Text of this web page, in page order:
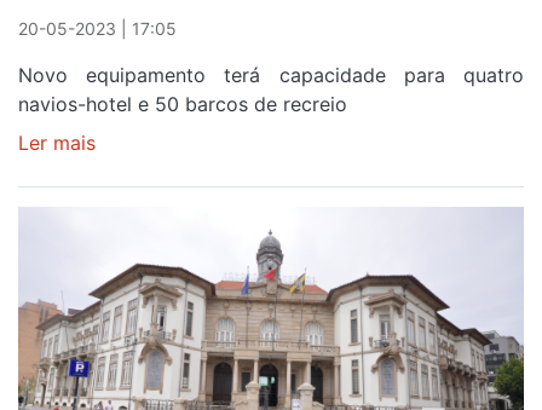
20-05-2023 | 17:05
Novo equipamento terá capacidade para quatro
navios-hotel e 50 barcos de recreio
Ler mais
CONSULTA
PÚBLICA